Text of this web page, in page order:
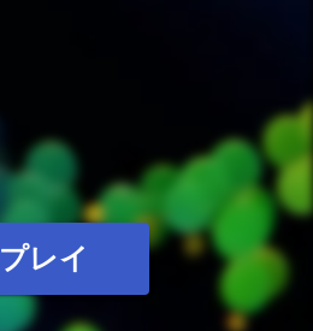
プレイ